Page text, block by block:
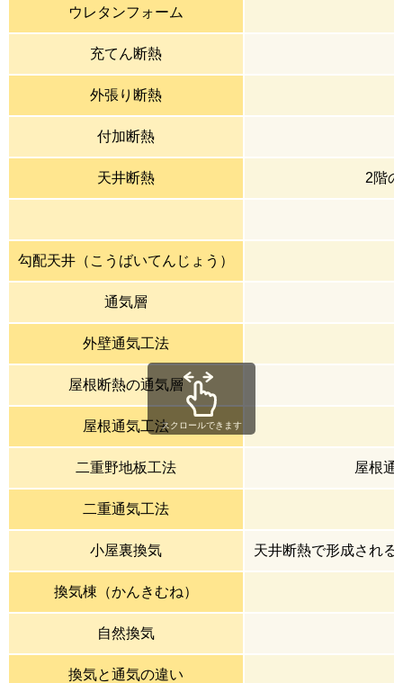
ウレタンフォーム
充てん断熱
外張り断熱
付加断熱
天井断熱 2階
勾配天井（こうばいてんじょう）
通気層
外壁通気工法
屋根断熱の通気層
屋根通気工法
二重野地板工法 屋根通
二重通気工法
小屋裏換気 天井断熱で形成され
換気棟（かんきむね）
自然換気
換気と通気の違い
スクロールできます